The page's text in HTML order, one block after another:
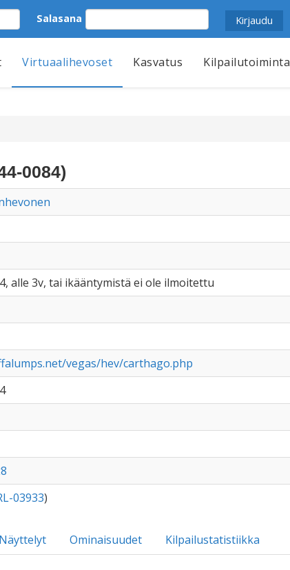
Salasana
Virtuaalihevoset Kasvatus Kilpailutoiminta
0084)
alle 3v, tai ikääntymistä ei ole ilmoitettu
vegas/hev/carthago.php
03933)
Näyttelyt Ominaisuudet Kilpailustatistiikka